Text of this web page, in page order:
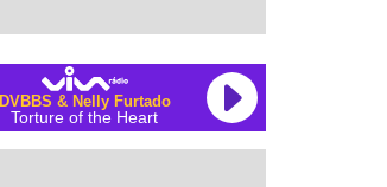
DVBBS & Nelly Furtado
Torture of the Heart